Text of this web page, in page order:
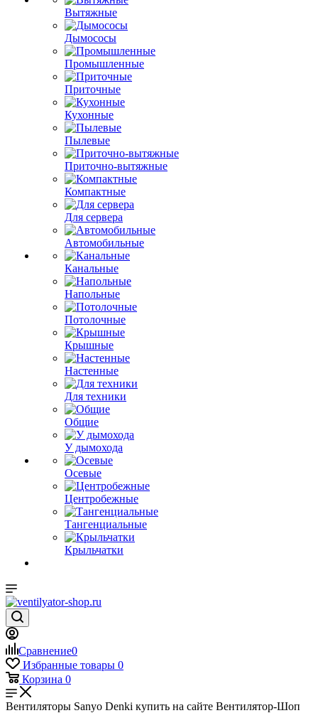
Вытяжные
Дымососы
Промышленные
Приточные
Кухонные
Пылевые
Приточно-вытяжные
Компактные
Для сервера
Автомобильные
Канальные
Напольные
Потолочные
Крышные
Настенные
Для техники
Общие
У дымохода
Осевые
Центробежные
Тангенциальные
Крыльчатки
Сравнение0
Избранные товары 0
Корзина 0
Вентиляторы Sanyo Denki купить на сайте Вентилятор-Шоп